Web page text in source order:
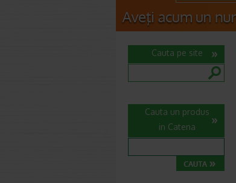
Cauta pe site
Cauta un produs
in Catena